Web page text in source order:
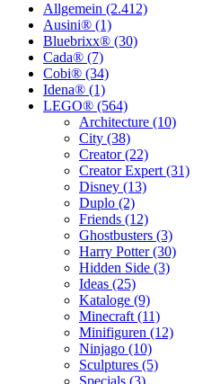
Allgemein (2.412)
Ausini® (1)
Bluebrixx® (30)
Cada® (7)
Cobi® (34)
Idena® (1)
LEGO® (564)
Architecture (10)
City (38)
Creator (22)
Creator Expert (31)
Disney (13)
Duplo (2)
Friends (12)
Ghostbusters (3)
Harry Potter (30)
Hidden Side (3)
Ideas (25)
Kataloge (9)
Minecraft (11)
Minifiguren (12)
Ninjago (10)
Sculptures (5)